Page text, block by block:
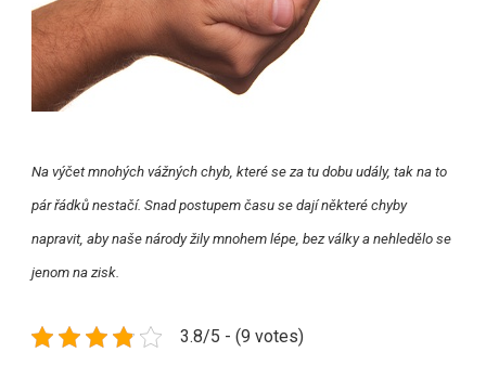
Na výčet mnohých vážných chyb, které se za tu dobu udály, tak na to
pár řádků nestačí. Snad postupem času se dají některé chyby
napravit, aby naše národy žily mnohem lépe, bez války a nehledělo se
jenom na zisk.
3.8/5 - (9 votes)